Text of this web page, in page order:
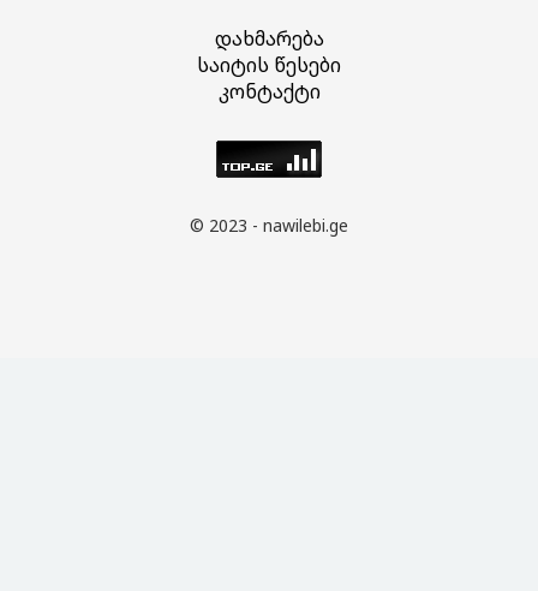
დახმარება
საიტის წესები
კონტაქტი
© 2023 - nawilebi.ge